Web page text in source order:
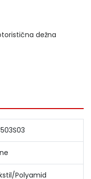
dežna
Polyamid